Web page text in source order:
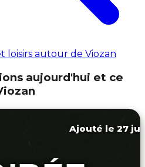
loisirs autour de Viozan
aujourd'hui et ce
Ajouté le 27